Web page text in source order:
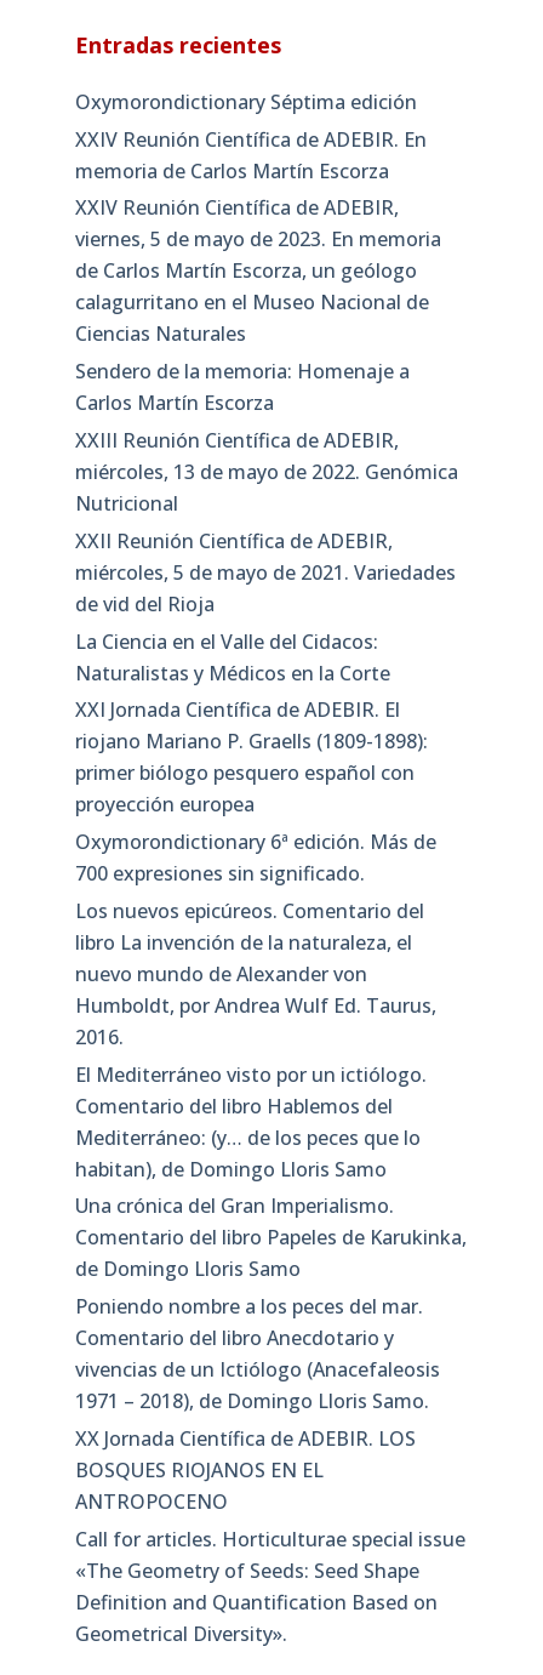
Entradas recientes
Oxymorondictionary Séptima edición
XXIV Reunión Científica de ADEBIR. En
memoria de Carlos Martín Escorza
XXIV Reunión Científica de ADEBIR,
viernes, 5 de mayo de 2023. En memoria
de Carlos Martín Escorza, un geólogo
calagurritano en el Museo Nacional de
Ciencias Naturales
Sendero de la memoria: Homenaje a
Carlos Martín Escorza
XXIII Reunión Científica de ADEBIR,
miércoles, 13 de mayo de 2022. Genómica
Nutricional
XXII Reunión Científica de ADEBIR,
miércoles, 5 de mayo de 2021. Variedades
de vid del Rioja
La Ciencia en el Valle del Cidacos:
Naturalistas y Médicos en la Corte
XXI Jornada Científica de ADEBIR. El
riojano Mariano P. Graells (1809-1898):
primer biólogo pesquero español con
proyección europea
Oxymorondictionary 6ª edición. Más de
700 expresiones sin significado.
Los nuevos epicúreos. Comentario del
libro La invención de la naturaleza, el
nuevo mundo de Alexander von
Humboldt, por Andrea Wulf Ed. Taurus,
2016.
El Mediterráneo visto por un ictiólogo.
Comentario del libro Hablemos del
Mediterráneo: (y… de los peces que lo
habitan), de Domingo Lloris Samo
Una crónica del Gran Imperialismo.
Comentario del libro Papeles de Karukinka,
de Domingo Lloris Samo
Poniendo nombre a los peces del mar.
Comentario del libro Anecdotario y
vivencias de un Ictiólogo (Anacefaleosis
1971 – 2018), de Domingo Lloris Samo.
XX Jornada Científica de ADEBIR. LOS
BOSQUES RIOJANOS EN EL
ANTROPOCENO
Call for articles. Horticulturae special issue
«The Geometry of Seeds: Seed Shape
Definition and Quantification Based on
Geometrical Diversity»​.